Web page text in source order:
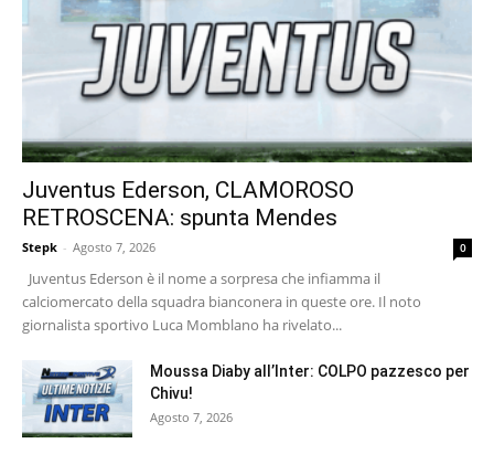
Juventus Ederson, CLAMOROSO
RETROSCENA: spunta Mendes
Stepk - Agosto 7, 2026 0
Juventus Ederson è il nome a sorpresa che infiamma il
calciomercato della squadra bianconera in queste ore. Il noto
giornalista sportivo Luca Momblano ha rivelato...
Moussa Diaby all’Inter: COLPO pazzesco per
Chivu!
Agosto 7, 2026